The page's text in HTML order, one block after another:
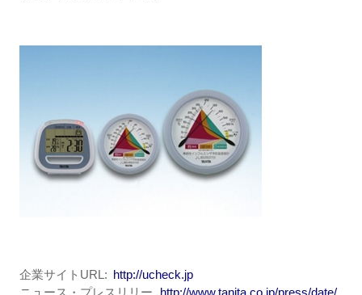
企業サイトURL
http://ucheck.jp